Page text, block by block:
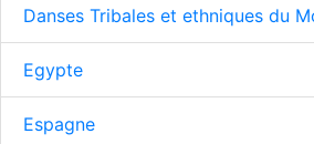
Danses Tribales et ethniques du
Egypte
Espagne